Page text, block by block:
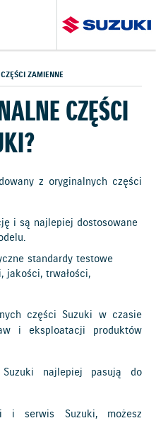
CZĘŚCI ZAMIENNE
CZĘŚCI
z oryginalnych części
i są najlepiej dostosowane
standardy testowe
jakości, trwałości,
części Suzuki w czasie
i eksploatacji produktów
najlepiej pasują do
i serwis Suzuki, możesz